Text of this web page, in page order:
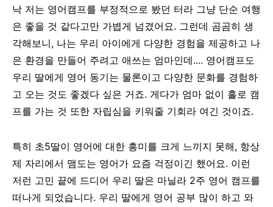
낙 저는 영어캠프를 부정적으로 봤던 터라 그냥 단순 여행
은 좋을 것 같다고만 가볍게 넘겼어요. 그런데 곰곰히 생
각해보니, 나는 우리 아이에게 다양한 경험을 제공하고 나
은 환경을 만들어 주려고 애쓰는 엄마인데.... 영어캠프도
우리 딸에게 영어 동기는 물론이고 다양한 문화를 경험하
고 오는 것도 좋겠다 싶은 거죠. 게다가 엄마 없이 홀로 캠
프를 가는 것 또한 자립심을 키워줄 기회라 여긴 것이죠.
특히 초5딸이 영어에 대한 흥미를 크게 느끼지 못해, 항상
제 자리에서 맴도는 영어가 요즘 걱정이긴 했어요. 이런
저런 고민 끝에 드디어 우리 딸은 마닐라 2주 영어 캠프를
떠나게 되었습니다. 우리 딸에게 영어 공부 많이 하고 와